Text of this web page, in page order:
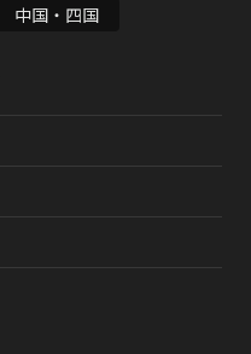
中国・四国